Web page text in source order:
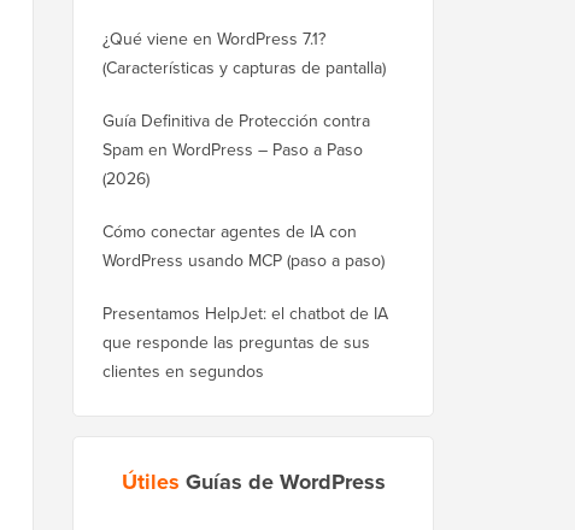
¿Qué viene en WordPress 7.1?
(Características y capturas de pantalla)
Guía Definitiva de Protección contra
Spam en WordPress – Paso a Paso
(2026)
Cómo conectar agentes de IA con
WordPress usando MCP (paso a paso)
Presentamos HelpJet: el chatbot de IA
que responde las preguntas de sus
clientes en segundos
Útiles Guías de WordPress